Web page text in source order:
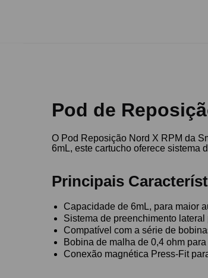
Pod de
O Pod Reposição Nord X RPM da
6mL, este cartucho oferece sistema
Principais
Capacidade de 6mL, para maior
Sistema de preenchimento
Compatível com a série de
Bobina de malha de 0,4 ohm
Conexão magnética Press-Fit